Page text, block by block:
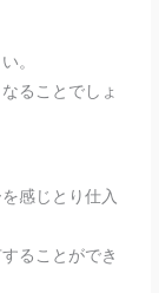
。
ることでしょ
感じとり仕入
ることができ